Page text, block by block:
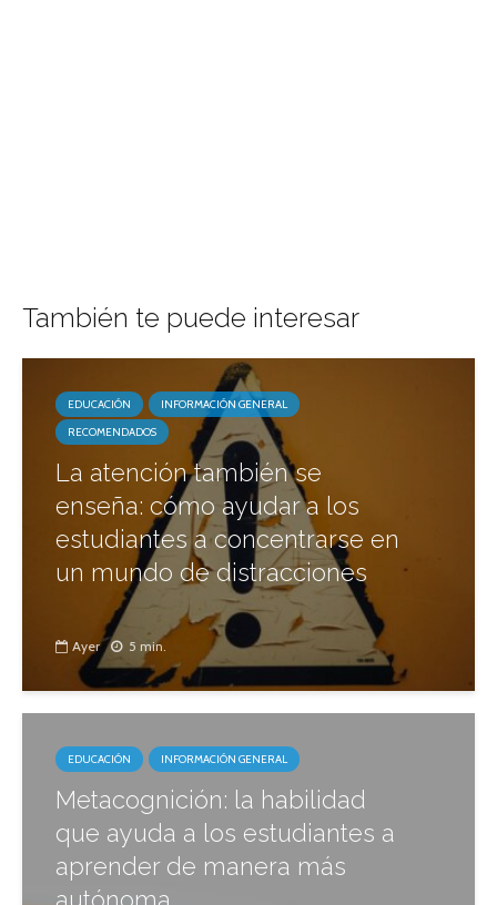
También te puede interesar
EDUCACIÓN
INFORMACIÓN GENERAL
RECOMENDADOS
La atención también se
enseña: cómo ayudar a los
estudiantes a concentrarse en
un mundo de distracciones
Ayer 5 min.
EDUCACIÓN INFORMACIÓN GENERAL
Metacognición: la habilidad
que ayuda a los estudiantes a
aprender de manera más